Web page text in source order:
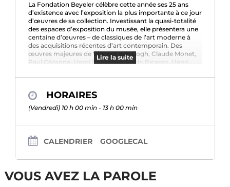
Lire la suite
La Fondation Beyeler célèbre cette année ses 25 ans
d’existence avec l’exposition la plus importante à ce jour
d’œuvres de sa collection. Investissant la quasi-totalité
des espaces d’exposition du musée, elle présentera une
centaine d’œuvres – de classiques de l’art moderne à
des acquisitions récentes d’art contemporain. Des
œuvres majeures de Vincent van Gogh, Claude Monet,
Paul Cézanne, Henri Rousseau, Pablo Picasso, Henri
Francis Bacon et Louise Bourgeois seront mises en
autres Marlene Dumas, Anselm Kiefer, Roni Horn, Felix
L’exposition offre ainsi une occasion unique à ce jour de
sa pleine qualité et profondeur. Cette exposition
anniversaire sera encore enrichie par l’inclusion de
plusieurs sculptures hyperréalistes de l’artiste américain
ouvre des perspectives surprenantes sur les œuvres,
de la Fondation Beyeler.
HORAIRES
(Vendredi) 10 h 00 min - 13 h 00 min
CALENDRIER GOOGLECAL
VOUS AVEZ LA PAROLE